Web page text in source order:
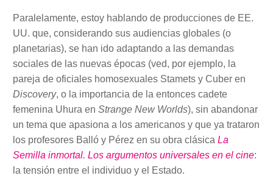
Paralelamente, estoy hablando de producciones de EE.
UU. que, considerando sus audiencias globales (o
planetarias), se han ido adaptando a las demandas
sociales de las nuevas épocas (ved, por ejemplo, la
pareja de oficiales homosexuales Stamets y Cuber en
Discovery, o la importancia de la entonces cadete
femenina Uhura en Strange New Worlds), sin abandonar
un tema que apasiona a los americanos y que ya trataron
los profesores Balló y Pérez en su obra clásica La
Semilla inmortal. Los argumentos universales en el cine:
la tensión entre el individuo y el Estado.